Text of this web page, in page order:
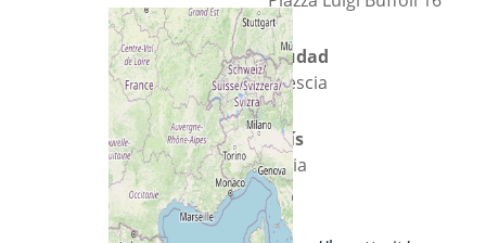
Ciudad
Brescia
País
Italia
Url